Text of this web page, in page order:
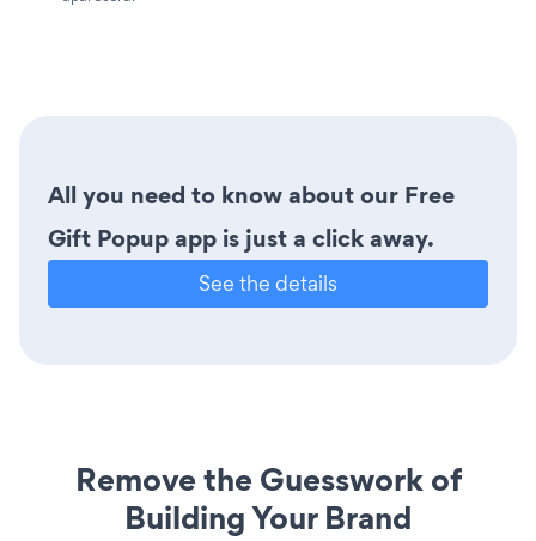
All you need to know about our Free
Gift Popup app is just a click away.
See the details
Remove the Guesswork of
Building Your Brand